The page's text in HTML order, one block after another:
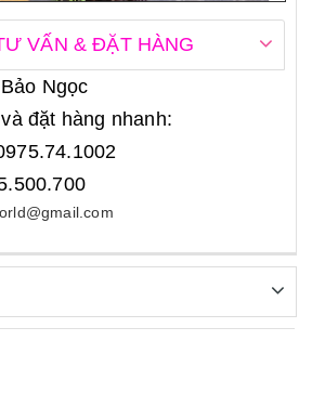
VẤN & ĐẶT HÀNG
Ngọc
đặt hàng nhanh: